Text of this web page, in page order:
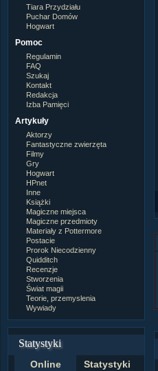
Tiara Przydziału
Puchar Domów
Hogwart
Pomoc
Regulamin
FAQ
Szukaj
Kontakt
Redakcja
Izba Pamięci
Artykuły
Aktorzy
Fantastyczne zwierzęta
Filmy
Gry
Hogwart
HPnet
Inne
Książki
Magiczne miejsca
Magiczne przedmioty
Materiały z Pottermore
Postacie
Prorok Niecodzienny
Quidditch
Recenzje
Stworzenia
Świat magii
Teorie, przemyslenia
Wywiady
Statystyki
Online Statystyki